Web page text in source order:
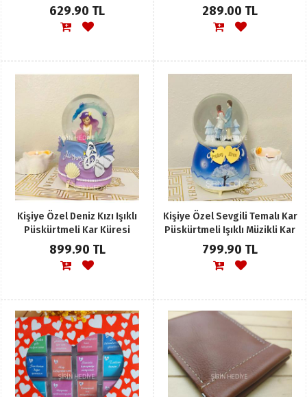
629.90 TL Hediyelikleri
289.00 TL
Kişiye Özel Deniz Kızı Işıklı
Püskürtmeli Kar Küresi
899.90 TL
Kişiye Özel Sevgili Temalı Kar
Püskürtmeli Işıklı Müzikli Kar
Küresi
799.90 TL